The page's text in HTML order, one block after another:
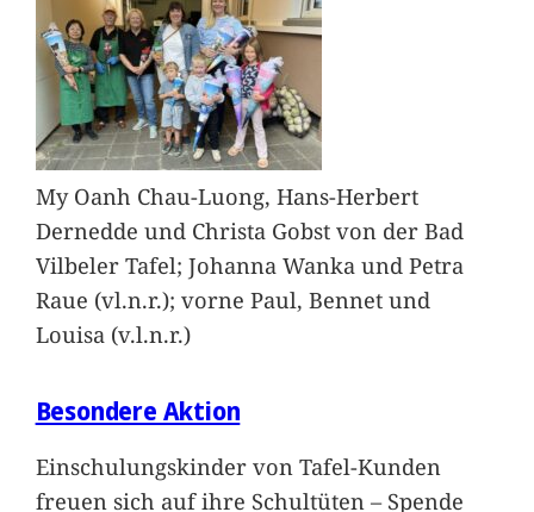
My Oanh Chau-Luong, Hans-Herbert
Dernedde und Christa Gobst von der Bad
Vilbeler Tafel; Johanna Wanka und Petra
Raue (vl.n.r.); vorne Paul, Bennet und
Louisa (v.l.n.r.)
Besondere Aktion
Einschulungskinder von Tafel-Kunden
freuen sich auf ihre Schultüten – Spende